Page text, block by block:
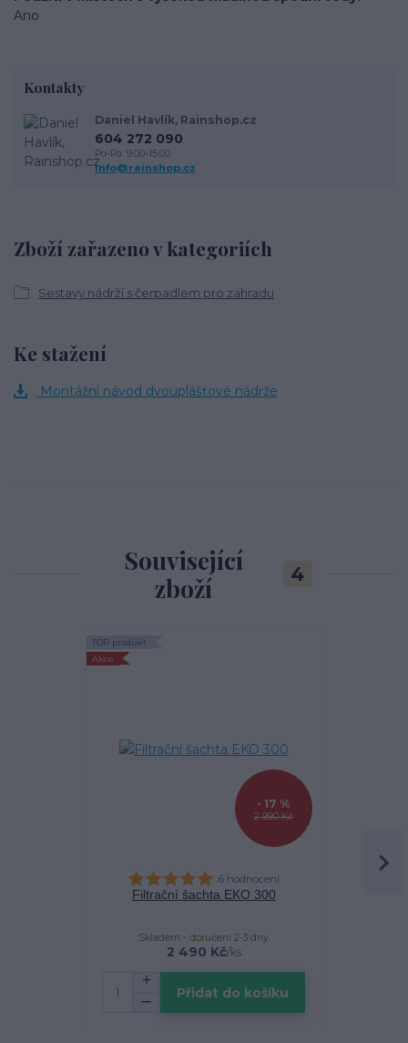
Ano
Zboží zařazeno v kategoriích
Sestavy nádrží s čerpadlem pro zahradu
Kontakty
Daniel Havlík, Rainshop.cz
604 272 090
Po-Pá: 9.00-15.00
info@rainshop.cz
Ke stažení
Montážní návod dvouplášťové nádrže
Související
zboží
4
TOP produkt
Akce
2 990 Kč
- 17 %
6 hodnocení
Filtrační šachta EKO 300
2 490 Kč/ks
Skladem - doručení 2-3 dny
Přidat do košíku